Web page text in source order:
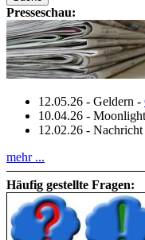
Presseschau:
12.05.26 - Geldern -
10.04.26 -
12.02.26 - Nachricht
mehr ...
Häufig gestellte Fragen: